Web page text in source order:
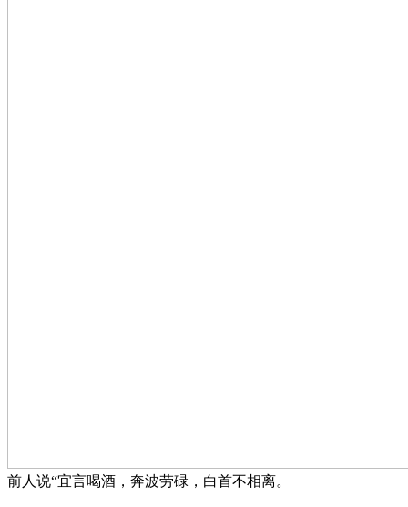
前人说“宜言喝酒，奔波劳碌，白首不相离。